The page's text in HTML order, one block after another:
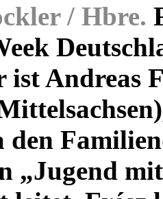
/ Hbre.
ist Andreas
den
„Jugend